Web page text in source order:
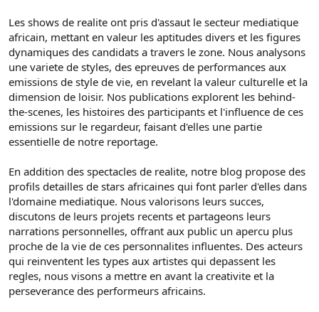
Les shows de realite ont pris d'assaut le secteur mediatique
africain, mettant en valeur les aptitudes divers et les figures
dynamiques des candidats a travers le zone. Nous analysons
une variete de styles, des epreuves de performances aux
emissions de style de vie, en revelant la valeur culturelle et la
dimension de loisir. Nos publications explorent les behind-
the-scenes, les histoires des participants et l'influence de ces
emissions sur le regardeur, faisant d'elles une partie
essentielle de notre reportage.
En addition des spectacles de realite, notre blog propose des
profils detailles de stars africaines qui font parler d'elles dans
l'domaine mediatique. Nous valorisons leurs succes,
discutons de leurs projets recents et partageons leurs
narrations personnelles, offrant aux public un apercu plus
proche de la vie de ces personnalites influentes. Des acteurs
qui reinventent les types aux artistes qui depassent les
regles, nous visons a mettre en avant la creativite et la
perseverance des performeurs africains.